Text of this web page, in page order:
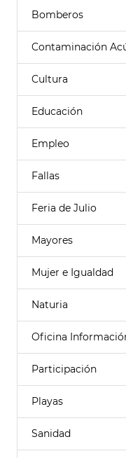
Bomberos
Contaminación
Cultura
Educación
Empleo
Fallas
Feria de Julio
Mayores
Mujer e Igualdad
Naturia
Oficina
Participación
Playas
Sanidad